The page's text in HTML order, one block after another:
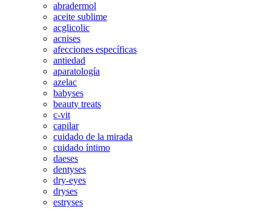
abradermol
aceite sublime
acglicolic
acnises
afecciones específicas
antiedad
aparatología
azelac
babyses
beauty treats
c-vit
capilar
cuidado de la mirada
cuidado íntimo
daeses
dentyses
dry-eyes
dryses
estryses